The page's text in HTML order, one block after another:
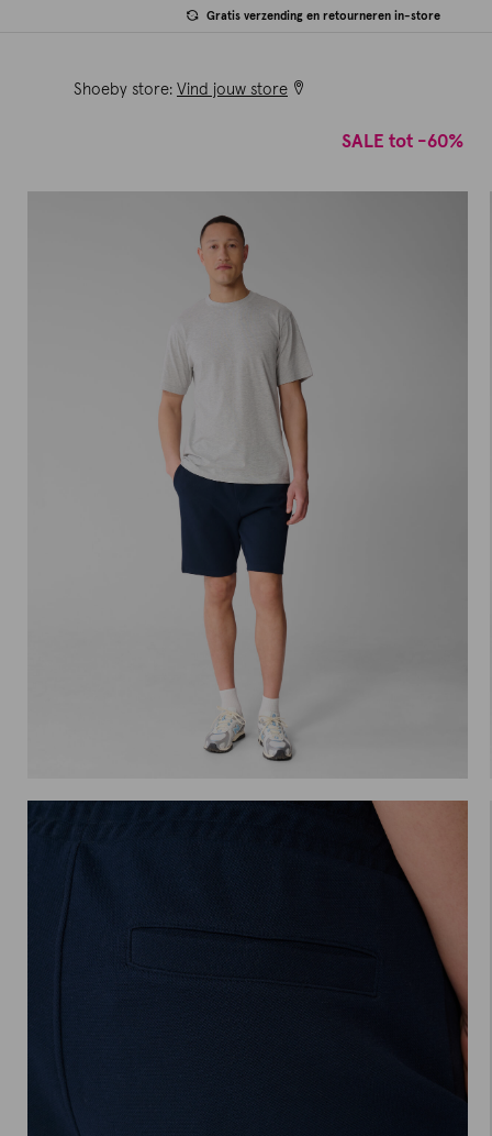
Gratis verzending en retourneren in-store
Shoeby store: Vind jouw store
SALE tot -60%